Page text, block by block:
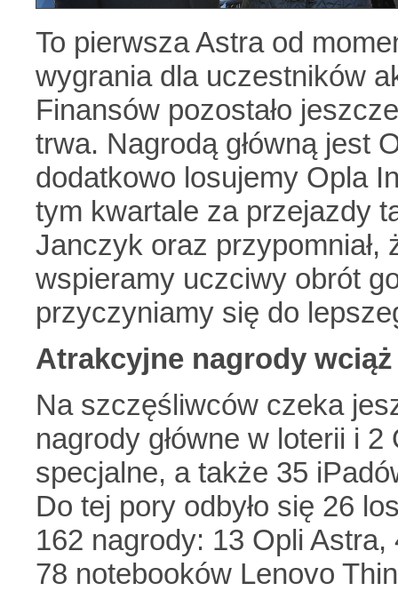
To pierwsza Astra od
wygrania dla uczestników
Finansów pozostało
trwa. Nagrodą główną jest
dodatkowo losujemy Opla
tym kwartale za przejazdy
Janczyk oraz przypomniał,
wspieramy uczciwy obrót
przyczyniamy się do
Atrakcyjne nagrody
Na szczęśliwców czeka
nagrody główne w loterii i
specjalne, a także 35
Do tej pory odbyło się 26
162 nagrody: 13 Opli
78 notebooków Lenovo